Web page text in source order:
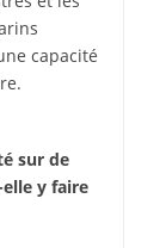
capacité
sur de
y faire